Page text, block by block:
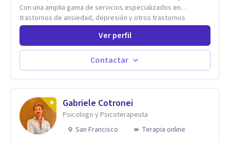
Con una amplia gama de servicios especializados en
trastornos de ansiedad, depresión y otros trastornos
emocionales, estamos dedicados a ofrecerte el mejor
tratamiento para mejorar tu salud mental. En nuestro
consultorio, ofrecemos una variedad de terapias y
tratamientos diseñados para satisfacer tus necesidades
específicas: Terapia para Trastornos de Ansiedad y
para ayudarte a recuperar tu bienestar emocional. Terapia
Individual, de Pareja y Familiar: Trabajamos contigo y tus
seres queridos para fortalecer las relaciones y mejorar la
dinámica familiar. Evaluaciones Psicológicas y Terapias
Ver perfil
Contactar
Gabriele Cotronei
Psicologo y Psicoterapeuta
San Francisco
Terapia online